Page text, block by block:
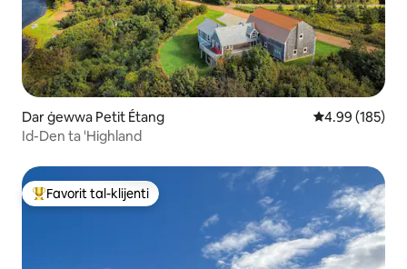
Dar ġewwa Petit Étang Rating medju
4.99 (185)
Id-Den ta 'Highland
Wieħed mill-aqwa favoriti tal-klijenti
Favorit tal-klijenti